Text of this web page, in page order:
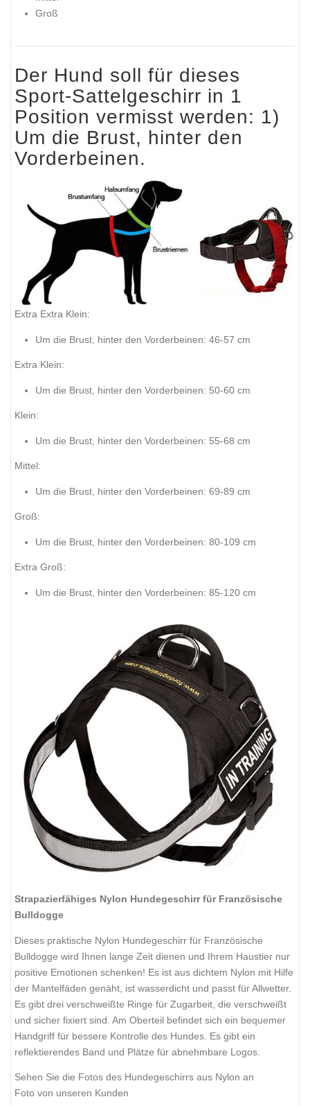
Groß
Der Hund soll für dieses
Sport-Sattelgeschirr in 1
Position vermisst werden: 1)
Um die Brust, hinter den
Vorderbeinen.
Extra Extra Klein:
Um die Brust, hinter den Vorderbeinen: 46-57 cm
Extra Klein:
Um die Brust, hinter den Vorderbeinen: 50-60 cm
Klein:
Um die Brust, hinter den Vorderbeinen: 55-68 cm
Mittel:
Um die Brust, hinter den Vorderbeinen: 69-89 cm
Groß:
Um die Brust, hinter den Vorderbeinen: 80-109 cm
Extra Groß:
Um die Brust, hinter den Vorderbeinen: 85-120 cm
Strapazierfähiges Nylon Hundegeschirr für Französische
Bulldogge
Dieses praktische Nylon Hundegeschirr für Französische
Bulldogge wird Ihnen lange Zeit dienen und Ihrem Haustier nur
positive Emotionen schenken! Es ist aus dichtem Nylon mit Hilfe
der Mantelfäden genäht, ist wasserdicht und passt für Allwetter.
Es gibt drei verschweißte Ringe für Zugarbeit, die verschweißt
und sicher fixiert sind. Am Oberteil befindet sich ein bequemer
Handgriff für bessere Kontrolle des Hundes. Es gibt ein
reflektierendes Band und Plätze für abnehmbare Logos.
Sehen Sie die Fotos des Hundegeschirrs aus Nylon an
Foto von unseren Kunden